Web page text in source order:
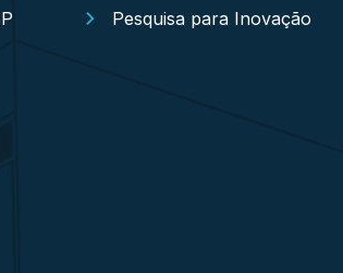
Pesquisa para Inovação